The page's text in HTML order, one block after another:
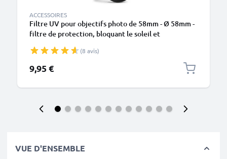
ACCESSOIRES
Filtre UV pour objectifs photo de 58mm - Ø 58mm -
filtre de protection, bloquant le soleil et
(8 avis)
9,95 €
VUE D'ENSEMBLE